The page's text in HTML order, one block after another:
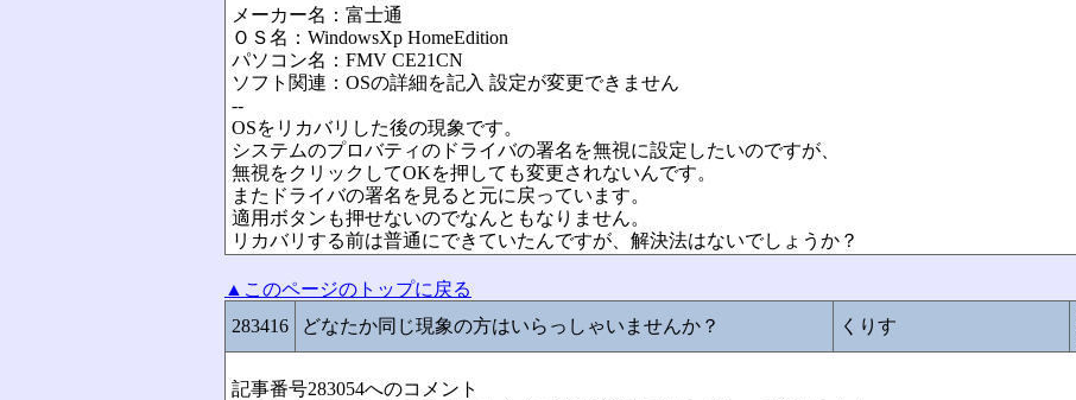
メーカー名：富士通
ＯＳ名：WindowsXp HomeEdition
パソコン名：FMV CE21CN
ソフト関連：OSの詳細を記入 設定が変更できません
--
OSをリカバリした後の現象です。
システムのプロバティのドライバの署名を無視に設定したいのですが、
無視をクリックしてOKを押しても変更されないんです。
またドライバの署名を見ると元に戻っています。
適用ボタンも押せないのでなんともなりません。
リカバリする前は普通にできていたんですが、解決法はないでしょうか？
▲このページのトップに戻る
283416
どなたか同じ現象の方はいらっしゃいませんか？ くりす
記事番号283054へのコメント